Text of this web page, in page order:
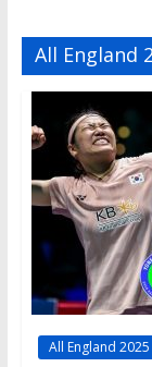
All England
All England 2025